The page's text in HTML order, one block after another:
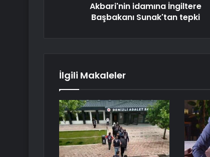
Akbari'nin idamına İngiltere
Başbakanı Sunak'tan tepki
İlgili Makaleler